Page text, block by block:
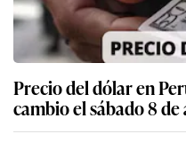
Precio del dólar en
cambio el sábado 8 de